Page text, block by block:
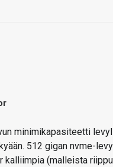
minimikapasiteetti
512 gigan nvme-
kalliimpia (malleista